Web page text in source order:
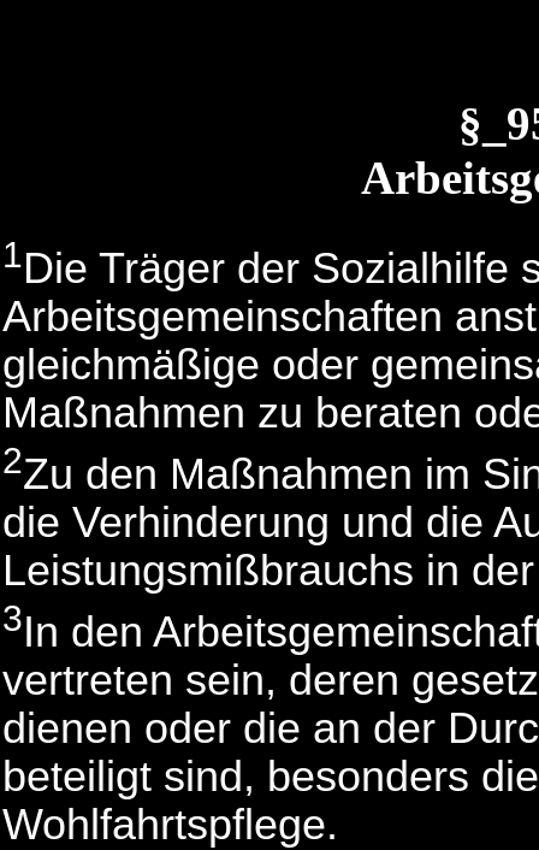
1Die Träger der Sozialhilfe
Arbeitsgemeinschaften
gleichmäßige oder
Maßnahmen zu beraten
2Zu den Maßnahmen im
die Verhinderung und die
Leistungsmißbrauchs in
3In den
vertreten sein, deren
dienen oder die an der
beteiligt sind, besonders
Wohlfahrtspflege.